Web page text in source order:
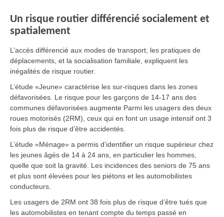
Un risque routier différencié socialement et
spatialement
L’accès différencié aux modes de transport, les pratiques de
déplacements, et la socialisation familiale, expliquent les
inégalités de risque routier.
L’étude «Jeune» caractérise les sur-risques dans les zones
défavorisées. Le risque pour les garçons de 14-17 ans des
communes défavorisées augmente Parmi les usagers des deux
roues motorisés (2RM), ceux qui en font un usage intensif ont 3
fois plus de risque d’être accidentés.
L’étude «Ménage» a permis d’identifier un risque supérieur chez
les jeunes âgés de 14 à 24 ans, en particulier les hommes,
quelle que soit la gravité. Les incidences des seniors de 75 ans
et plus sont élevées pour les piétons et les automobilistes
conducteurs.
Les usagers de 2RM ont 38 fois plus de risque d’être tués que
les automobilistes en tenant compte du temps passé en